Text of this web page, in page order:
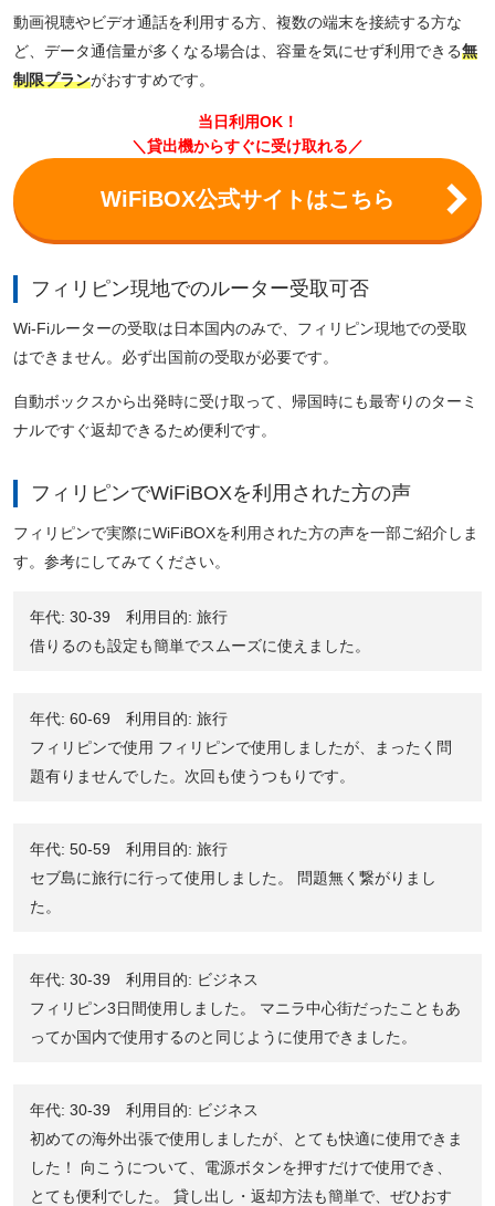
動画視聴やビデオ通話を利用する方、複数の端末を接続する方な
ど、データ通信量が多くなる場合は、容量を気にせず利用できる無
制限プランがおすすめです。
当日利用OK！
＼貸出機からすぐに受け取れる／
WiFiBOX公式サイトはこちら
フィリピン現地でのルーター受取可否
Wi-Fiルーターの受取は日本国内のみで、フィリピン現地での受取
はできません。必ず出国前の受取が必要です。
自動ボックスから出発時に受け取って、帰国時にも最寄りのターミ
ナルですぐ返却できるため便利です。
フィリピンでWiFiBOXを利用された方の声
フィリピンで実際にWiFiBOXを利用された方の声を一部ご紹介しま
す。参考にしてみてください。
年代: 30-39 利用目的: 旅行
借りるのも設定も簡単でスムーズに使えました。
年代: 60-69 利用目的: 旅行
フィリピンで使用 フィリピンで使用しましたが、まったく問
題有りませんでした。次回も使うつもりです。
年代: 50-59 利用目的: 旅行
セブ島に旅行に行って使用しました。 問題無く繋がりまし
た。
年代: 30-39 利用目的: ビジネス
フィリピン3日間使用しました。 マニラ中心街だったこともあ
ってか国内で使用するのと同じように使用できました。
年代: 30-39 利用目的: ビジネス
初めての海外出張で使用しましたが、とても快適に使用できま
した！ 向こうについて、電源ボタンを押すだけで使用でき、
とても便利でした。 貸し出し・返却方法も簡単で、ぜひおす